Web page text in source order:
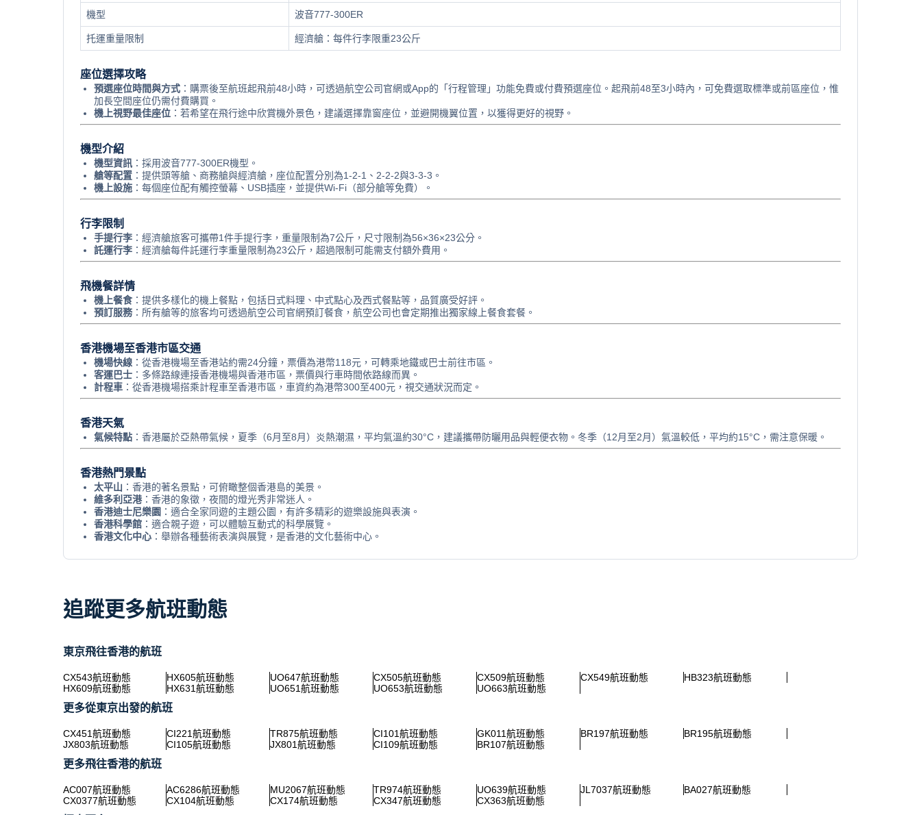
機型 波音777-300ER
托運重量限制 經濟艙：每件行李限重23公斤
座位選擇攻略
預選座位時間與方式 ：購票後至航班起飛前48小時，可透過航空公司官網或App的「行程管理」功能免費或付費預選座位。起飛前48至3小時內，可免費選取標準或前區座位，惟
加長空間座位仍需付費購買。
機上視野最佳座位 ：若希望在飛行途中欣賞機外景色，建議選擇靠窗座位，並避開機翼位置，以獲得更好的視野。
機型介紹
機型資訊 ：採用波音777-300ER機型。
艙等配置 ：提供頭等艙、商務艙與經濟艙，座位配置分別為1-2-1、2-2-2與3-3-3。
機上設施 ：每個座位配有觸控螢幕、USB插座，並提供Wi-Fi（部分艙等免費）。
行李限制
手提行李 ：經濟艙旅客可攜帶1件手提行李，重量限制為7公斤，尺寸限制為56×36×23公分。
託運行李 ：經濟艙每件託運行李重量限制為23公斤，超過限制可能需支付額外費用。
飛機餐詳情
機上餐食 ：提供多樣化的機上餐點，包括日式料理、中式點心及西式餐點等，品質廣受好評。
預訂服務 ：所有艙等的旅客均可透過航空公司官網預訂餐食，航空公司也會定期推出獨家線上餐食套餐。
香港機場至香港市區交通
機場快線 ：從香港機場至香港站約需24分鐘，票價為港幣118元，可轉乘地鐵或巴士前往市區。
客運巴士 ：多條路線連接香港機場與香港市區，票價與行車時間依路線而異。
計程車 ：從香港機場搭乘計程車至香港市區，車資約為港幣300至400元，視交通狀況而定。
香港天氣
氣候特點 ：香港屬於亞熱帶氣候，夏季（6月至8月）炎熱潮濕，平均氣溫約30°C，建議攜帶防曬用品與輕便衣物。冬季（12月至2月）氣溫較低，平均約15°C，需注意保暖。
香港熱門景點
太平山 ：香港的著名景點，可俯瞰整個香港島的美景。
維多利亞港：香港的象徵，夜間的燈光秀非常迷人。
香港迪士尼樂園 ：適合全家同遊的主題公園，有許多精彩的遊樂設施與表演。
香港科學館 ：適合親子遊，可以體驗互動式的科學展覽。
香港文化中心 ：舉辦各種藝術表演與展覽，是香港的文化藝術中心。
追蹤更多航班動態
東京飛往香港的航班
CX543航班動態 HX605航班動態 UO647航班動態 CX505航班動態 CX509航班動態 CX549航班動態
HB323航班動態
HX609航班動態
HX631航班動態 UO651航班動態 UO653航班動態 UO663航班動態
更多從東京出發的航班
CX451航班動態 CI221航班動態 TR875航班動態 CI101航班動態 GK011航班動態 BR197航班動態
BR195航班動態
JX803航班動態
CI105航班動態 JX801航班動態 CI109航班動態 BR107航班動態
更多飛往香港的航班
AC007航班動態 AC6286航班動態 MU2067航班動態 TR974航班動態 UO639航班動態 JL7037航班動態
BA027航班動態
CX0377航班動態
CX104航班動態 CX174航班動態 CX347航班動態 CX363航班動態